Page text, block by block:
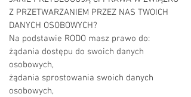
Z PRZETWARZANIEM PRZEZ NAS TWOICH
DANYCH OSOBOWYCH?
Na podstawie RODO masz prawo do:
żądania dostępu do swoich danych
osobowych,
żądania sprostowania swoich danych
osobowych,